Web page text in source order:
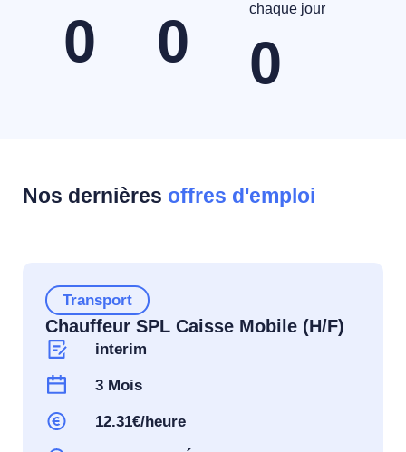
0 0
chaque jour
0
Nos dernières offres d'emploi
Transport
Chauffeur SPL Caisse Mobile (H/F)
interim
3 Mois
12.31€/heure